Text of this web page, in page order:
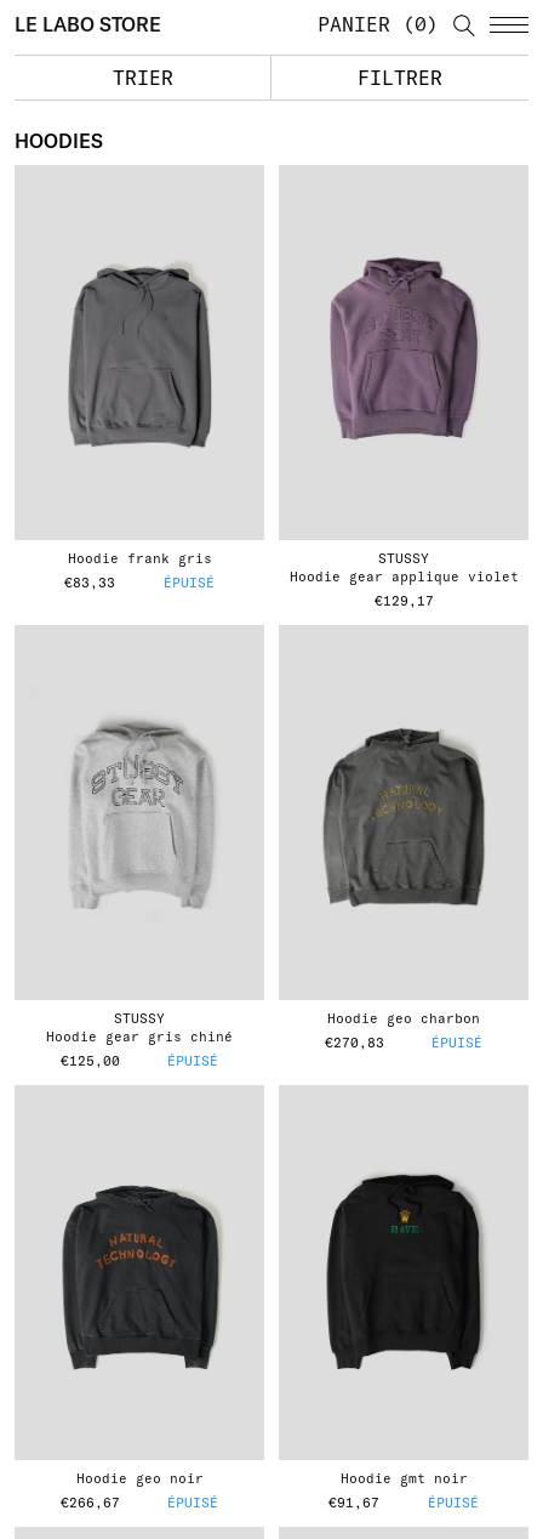
LE LABO STORE PANIER 0
TRIER FILTRER
HOODIES
hoodie frank gris
€83,33
ÉPUISÉ
STUSSY
hoodie gear applique violet
€129,17
STUSSY
hoodie gear gris chiné
€125,00
ÉPUISÉ
hoodie geo charbon
€270,83
ÉPUISÉ
hoodie geo noir
€266,67
ÉPUISÉ
hoodie gmt noir
€91,67
ÉPUISÉ